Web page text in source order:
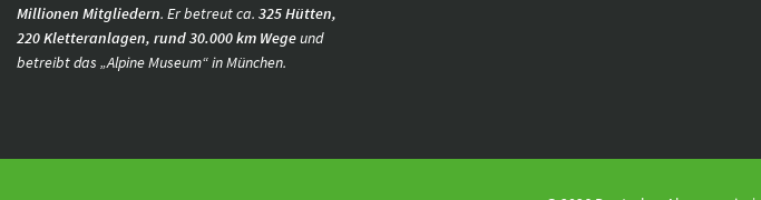
Millionen Mitgliedern. Er betreut ca. 325 Hütten,
220 Kletteranlagen, rund 30.000 km Wegeund
betreibt das „Alpine Museum“ in München.